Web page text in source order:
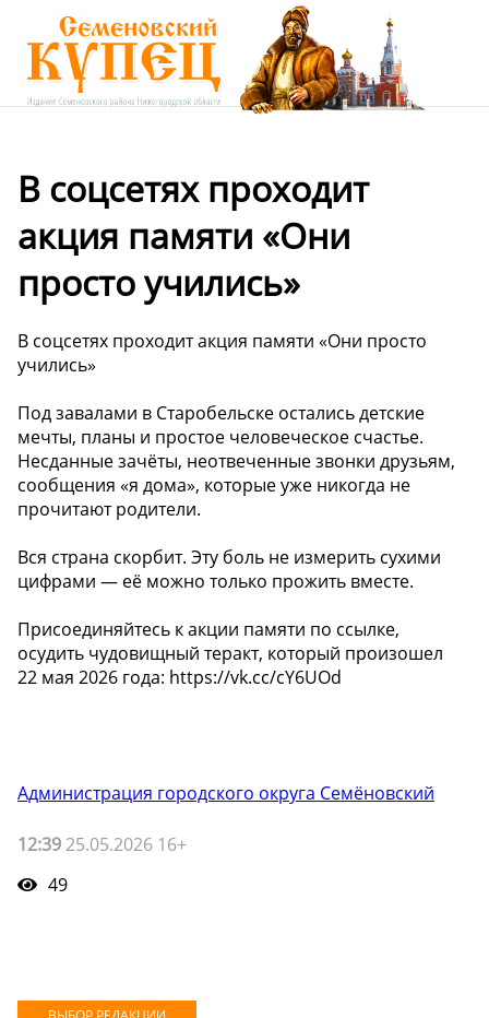
В соцсетях проходит
акция памяти «Они
просто учились»
В соцсетях проходит акция памяти «Они просто
учились»
Под завалами в Старобельске остались детские
мечты, планы и простое человеческое счастье.
Несданные зачёты, неотвеченные звонки друзьям,
сообщения «я дома», которые уже никогда не
прочитают родители.
Вся страна скорбит. Эту боль не измерить сухими
цифрами — её можно только прожить вместе.
Присоединяйтесь к акции памяти по ссылке,
осудить чудовищный теракт, который произошел
22 мая 2026 года: https://vk.cc/cY6UOd
Администрация городского округа Семёновский
12:39 25.05.2026 16+
49